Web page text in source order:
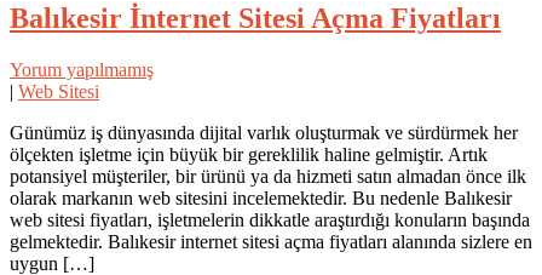
Balıkesir İnternet Sitesi Açma Fiyatları
Yorum yapılmamış
| Web Sitesi
Günümüz iş dünyasında dijital varlık oluşturmak ve sürdürmek her
ölçekten işletme için büyük bir gereklilik haline gelmiştir. Artık
potansiyel müşteriler, bir ürünü ya da hizmeti satın almadan önce ilk
olarak markanın web sitesini incelemektedir. Bu nedenle Balıkesir
web sitesi fiyatları, işletmelerin dikkatle araştırdığı konuların başında
gelmektedir. Balıkesir internet sitesi açma fiyatları alanında sizlere en
uygun […]